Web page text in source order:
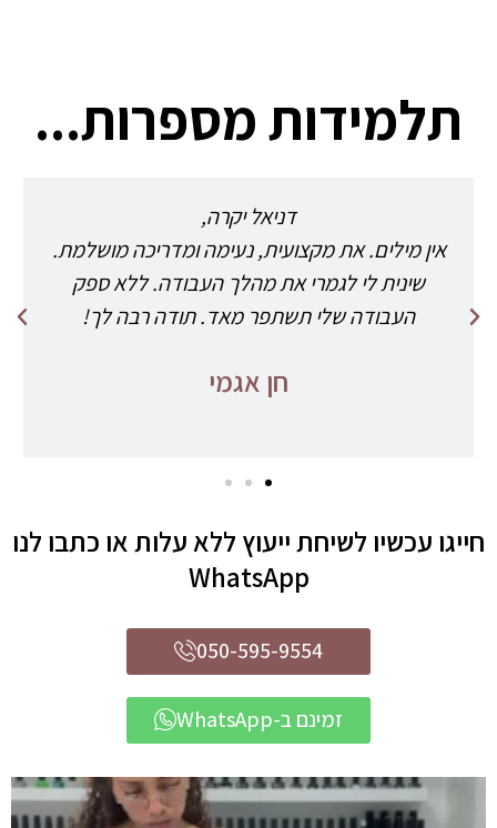
תלמידות מספרות...
ואו אני בהלם מעצמי!
תודה רבה רבה את מקסימה ואלופה! היה לי ממש
כיף איתך למדתי ואני בטוחה שעוד נהיה בקשר.
ה
ה
חייגו עכשיו לשיחת ייעוץ ללא עלות או כתבו לנו
WhatsApp
050-595-9554
זמינם ב-WhatsApp